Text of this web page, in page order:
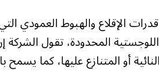
الإقلاع والهبوط العمودي
المحدودة، تقول الشركة
أو المتنازع عليها، كما